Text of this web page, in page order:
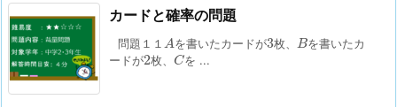
カードと確率の問題
問題１１ A
Aを書いたカードが3
3枚、 B
Bを書いたカ
ードが2
2枚、 C
Cを ...